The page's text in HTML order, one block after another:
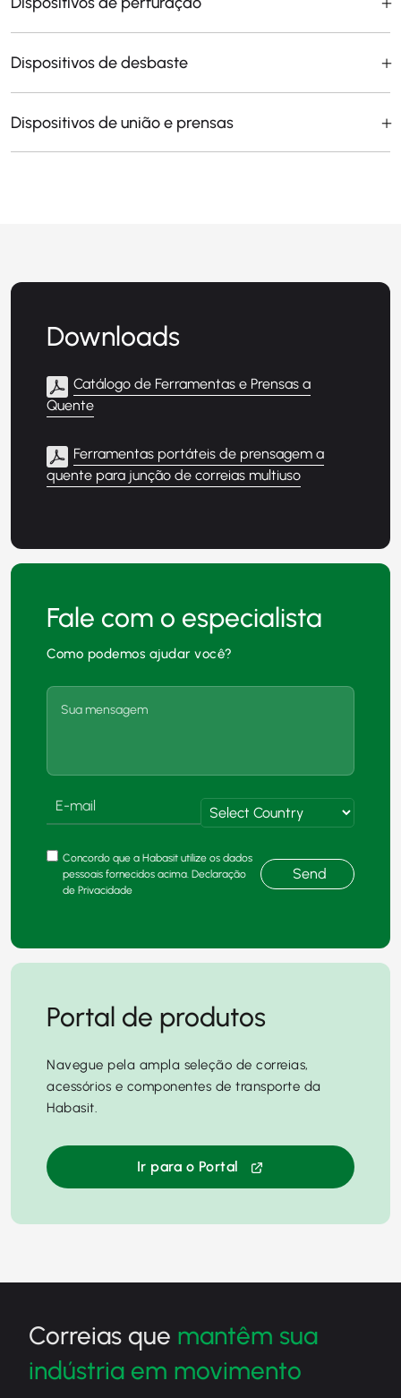
Dispositivos de desbaste
Dispositivos de união e prensas
Downloads
Catálogo de Ferramentas e Prensas a
Quente
Ferramentas portáteis de prensagem a
quente para junção de correias multiuso
Fale com o especialista
Como podemos ajudar você?
Concordo que a Habasit utilize os dados
pessoais fornecidos acima. Declaração
de Privacidade
Send
Portal de produtos
Navegue pela ampla seleção de correias,
acessórios e componentes de transporte da
Habasit.
Ir para o Portal
Correias que mantêm sua
indústria em movimento